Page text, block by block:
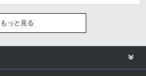
もっと見る